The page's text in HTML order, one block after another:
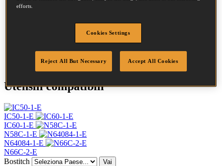
Semplice
Brillante
13200
DoP
DOP-EU_23_RPB
Utensili compatibili
IC50-1-E
IC60-1-E
N58C-1-E
N64084-1-E
N66C-2-E
Bostitch
Vai
efforts.
Cookies Settings
Reject All But Necessary Accept All Cookies